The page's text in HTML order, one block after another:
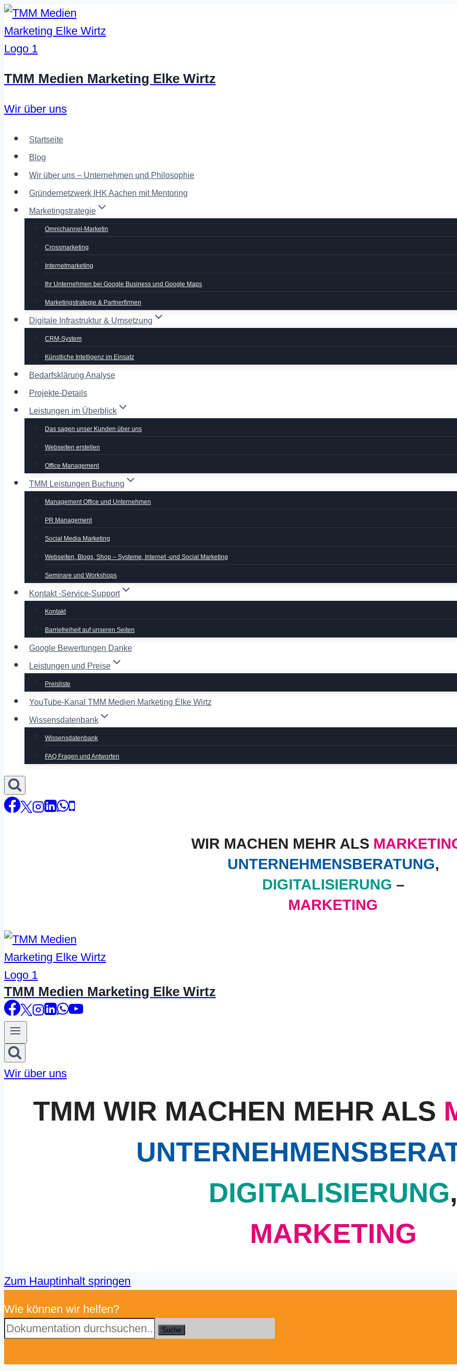
Zum
Inhalt
springen
TMM Medien Marketing Elke Wirtz
Wir über uns
Startseite
Blog
Wir über uns – Unternehmen und Philosophie
Gründernetzwerk IHK Aachen mit Mentoring
Marketingstrategie
Omnichannel-Marketin
Crossmarketing
Internetmarketing
Ihr Unternehmen bei Google Business und Google Maps
Marketingstrategie & Partnerfirmen
Digitale Infrastruktur & Umsetzung
CRM-System
Künstliche Intelligenz im Einsatz
Bedarfsklärung Analyse
Projekte-Details
Leistungen im Überblick
Das sagen unser Kunden über uns
Webseiten erstellen
Office Management
TMM Leistungen Buchung
Management Office und Unternehmen
PR Management
Social Media Marketing
Webseiten, Blogs, Shop – Systeme, Internet -und Social Marketing
Seminare und Workshops
Kontakt -Service-Support
Kontakt
Barriefreiheit auf unseren Seiten
Google Bewertungen Danke
Leistungen und Preise
Preisliste
YouTube-Kanal TMM Medien Marketing Elke Wirtz
Wissensdatenbank
Wissensdatenbank
FAQ Fragen und Antworten
WIR MACHEN MEHR ALS
UNTERNEHMENSBERATUNG,
DIGITALISIERUNG –
MARKETING
TMM Medien Marketing Elke Wirtz
Wir über uns
TMM WIR MACHEN MEHR ALS
DIGITALISIERUNG,
MARKETING
Zum Hauptinhalt springen
Wie können wir helfen?
Suche